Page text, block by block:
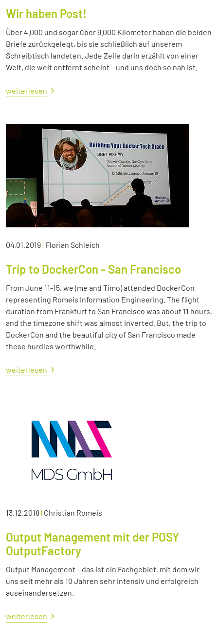
Wir haben Post!
Über 4.000 und sogar über 9.000 Kilometer haben die beiden
Briefe zurückgelegt, bis sie schließlich auf unserem
Schreibtisch landeten. Jede Zeile darin erzählt von einer
Welt, die weit entfernt scheint – und uns doch so nah ist.
weiterlesen
04.01.2019| Florian Schleich
Trip to DockerCon - San Francisco
From June 11-15, we (me and Timo) attended DockerCon
representing Romeis Information Engineering. The flight
duration from Frankfurt to San Francisco was about 11 hours,
and the timezone shift was almost inverted. But, the trip to
DockerCon and the beautiful city of San Francisco made
these hurdles worthwhile.
weiterlesen
13.12.2018| Christian Romeis
Output Management mit der POSY
OutputFactory
Output Management – das ist ein Fachgebiet, mit dem wir
uns seit mehr als 10 Jahren sehr intensiv und erfolgreich
auseinandersetzen.
weiterlesen